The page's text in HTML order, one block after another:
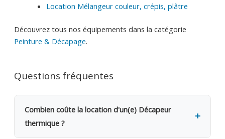
Location Mélangeur couleur, crépis, plâtre
Découvrez tous nos équipements dans la catégorie
Peinture & Décapage.
Questions fréquentes
Combien coûte la location d'un(e) Décapeur
thermique ?